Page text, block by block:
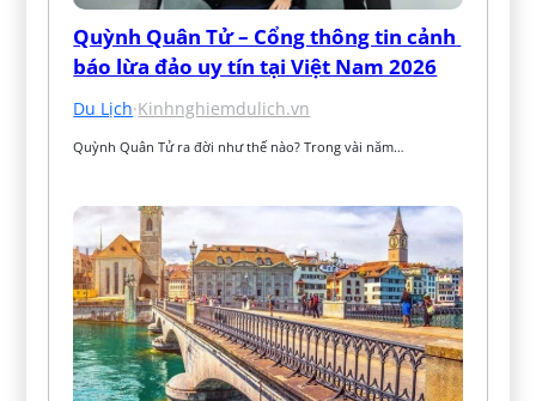
Quỳnh Quân Tử – Cổng thông tin cảnh
báo lừa đảo uy tín tại Việt Nam 2026
Du Lịch·Kinhnghiemdulich.vn
Quỳnh Quân Tử ra đời như thế nào? Trong vài năm…